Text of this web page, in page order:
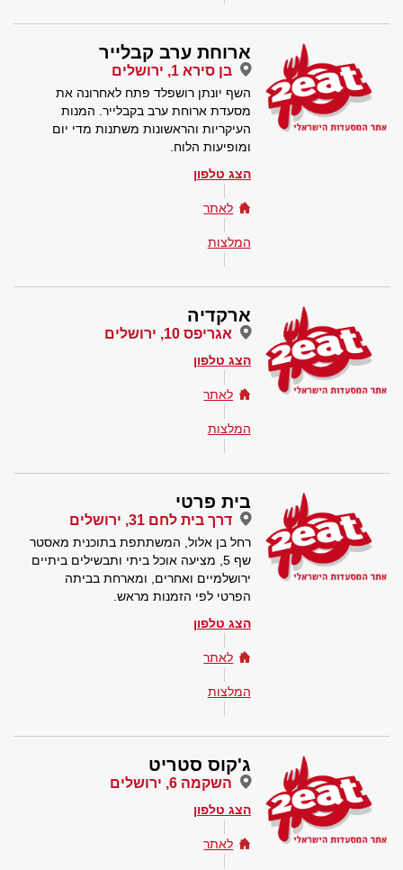
ארוחת ערב קבלייר
בן סירא 1, ירושלים
השף יונתן רושפלד פתח לאחרונה את
מסעדת ארוחת ערב בקבלייר. המנות
העיקריות והראשונות משתנות מדי יום
ומופיעות הלוח.
הצג טלפון
לאתר
המלצות
ארקדיה
אגריפס 10, ירושלים
הצג טלפון
לאתר
המלצות
בית פרטי
דרך בית לחם 31, ירושלים
רחל בן אלול, המשתתפת בתוכנית מאסטר
שף 5, מציעה אוכל ביתי ותבשילים ביתיים
ירושלמיים ואחרים, ומארחת בביתה
הפרטי לפי הזמנות מראש.
הצג טלפון
לאתר
המלצות
ג'קוס סטריט
השקמה 6, ירושלים
הצג טלפון
לאתר